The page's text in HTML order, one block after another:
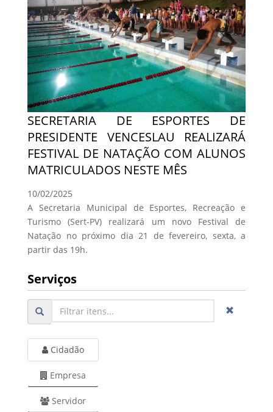
SECRETARIA DE ESPORTES DE
PRESIDENTE VENCESLAU REALIZARÁ
FESTIVAL DE NATAÇÃO COM ALUNOS
MATRICULADOS NESTE MÊS
10/02/2025
A Secretaria Municipal de Esportes, Recreação e
Turismo (Sert-PV) realizará um novo Festival de
Natação no próximo dia 21 de fevereiro, sexta, a
partir das 19h.
Serviços
Cidadão
Empresa
Servidor